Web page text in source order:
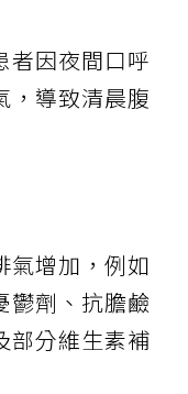
者因夜間口呼
，導致清晨腹
氣增加，例如
鬱劑、抗膽鹼
部分維生素補